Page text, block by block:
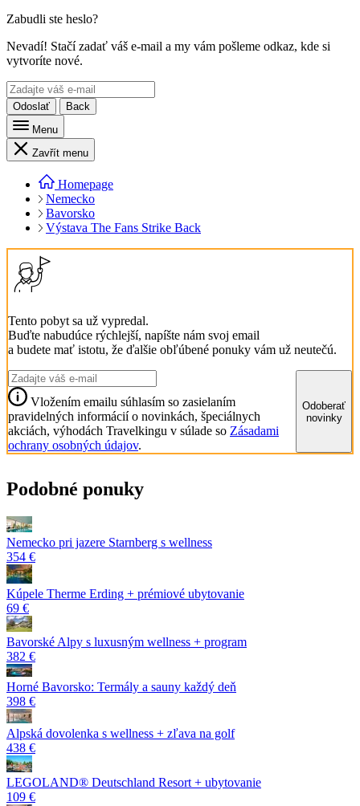
Zabudli ste heslo?
Nevadí! Stačí zadať váš e-mail a my vám pošleme odkaz, kde si
vytvoríte nové.
Odoslať
Back
Menu
Zavřít menu
Homepage
Nemecko
Bavorsko
Výstava The Fans Strike Back
Tento pobyt sa už vypredal.
Buďte nabudúce rýchlejší, napíšte nám svoj email
a budete mať istotu, že ďalšie obľúbené ponuky vám už neutečú.
Vložením emailu súhlasím so zasielaním
pravidelných informácií o novinkách, špeciálnych
akciách, výhodách Travelkingu v súlade so Zásadami
ochrany osobných údajov.
Odoberať
novinky
Podobné ponuky
Nemecko pri jazere Starnberg s wellness
354 €
Kúpele Therme Erding + prémiové ubytovanie
69 €
Bavorské Alpy s luxusným wellness + program
382 €
Horné Bavorsko: Termály a sauny každý deň
398 €
Alpská dovolenka s wellness + zľava na golf
438 €
LEGOLAND® Deutschland Resort + ubytovanie
109 €